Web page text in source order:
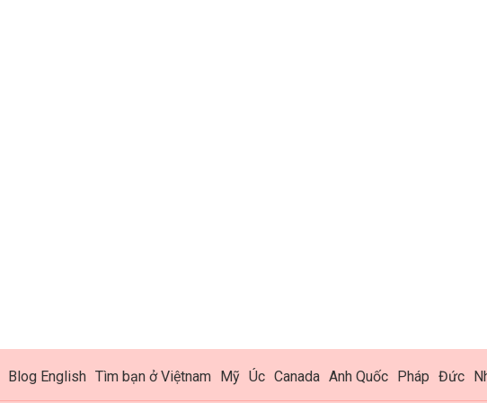
Blog English Tìm bạn ở Việtnam Mỹ Úc Canada Anh Quốc Pháp Đức